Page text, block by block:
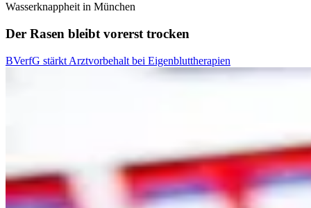
Wasserknappheit in München
Der Rasen bleibt vorerst trocken
BVerfG stärkt Arztvorbehalt bei Eigenbluttherapien